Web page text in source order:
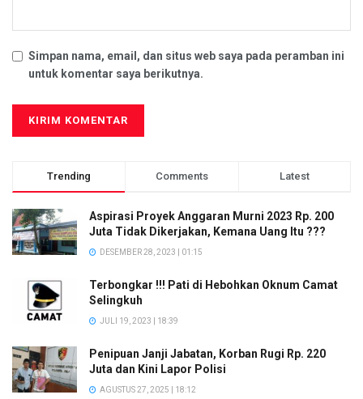
Simpan nama, email, dan situs web saya pada peramban ini
untuk komentar saya berikutnya.
Trending Comments Latest
Aspirasi Proyek Anggaran Murni 2023 Rp. 200
Juta Tidak Dikerjakan, Kemana Uang Itu ???
DESEMBER 28, 2023 | 01:15
Terbongkar !!! Pati di Hebohkan Oknum Camat
Selingkuh
JULI 19, 2023 | 18:39
Penipuan Janji Jabatan, Korban Rugi Rp. 220
Juta dan Kini Lapor Polisi
AGUSTUS 27, 2025 | 18:12